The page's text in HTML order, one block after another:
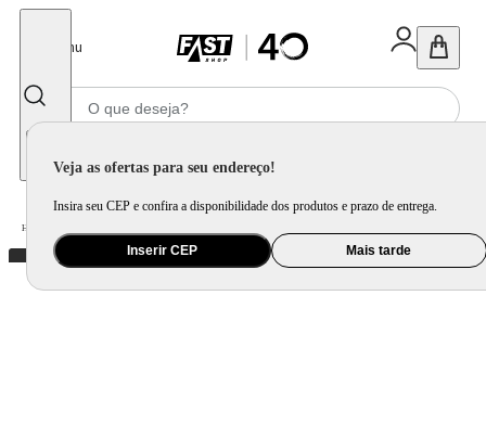
Menu
Veja as ofertas para seu endereço!
Insira seu CEP e confira a disponibilidade dos produtos e prazo de entrega.
Inserir CEP Mais tarde
Home